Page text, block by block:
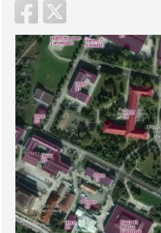
Sicherheitsabfrage: